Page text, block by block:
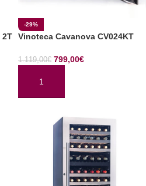
2T
-29%
Vinoteca Cavanova CV024KT
1.119,00€ 799,00€
AÑADIR AL CARRITO